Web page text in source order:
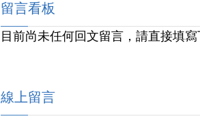
留言看板
目前尚未任何回文留言，請直接填
線上留言